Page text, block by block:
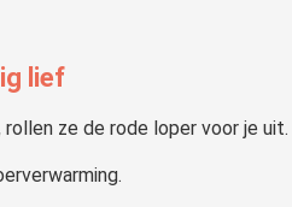
lief
rollen ze de rode loper voor je uit.